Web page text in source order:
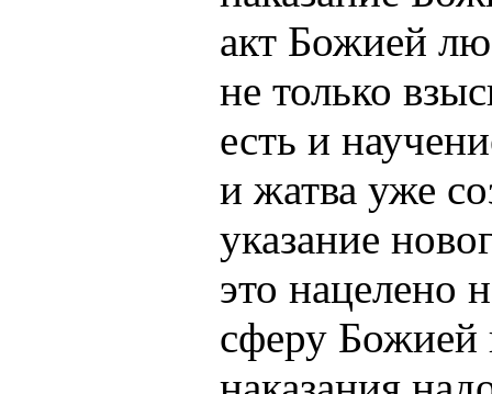
акт Божией
не только
есть и
и жатва уже
указание
это нацелено
сферу Божией